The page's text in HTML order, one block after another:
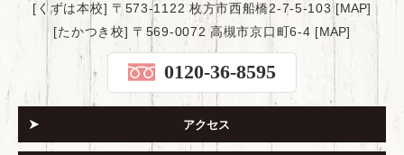
[くずは本校] 〒573-1122 枚方市西船橋2-7-5-103 [MAP]
[たかつき校] 〒569-0072 高槻市京口町6-4 [MAP]
0120-36-8595
アクセス